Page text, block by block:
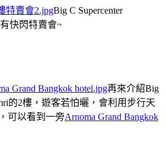
Big C Supercenter
快閃特賣會~
再來介紹Big
的2樓，遊客若怕曬，會利用步行天
可以看到一旁Arnoma Grand Bangkok